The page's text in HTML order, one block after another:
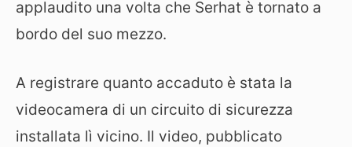
applaudito una volta che Serhat è tornato a
bordo del suo mezzo.
A registrare quanto accaduto è stata la
videocamera di un circuito di sicurezza
installata lì vicino. Il video, pubblicato